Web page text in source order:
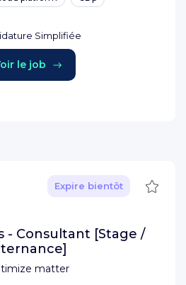
Simplifiée
le job
matter
Expire bientôt
- Consultant [Stage /